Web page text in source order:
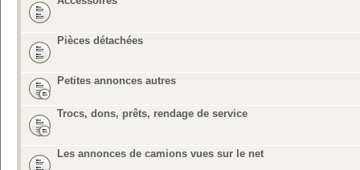
Pièces détachées
Petites annonces autres
Trocs, dons, prêts, rendage de service
Les annonces de camions vues sur le net